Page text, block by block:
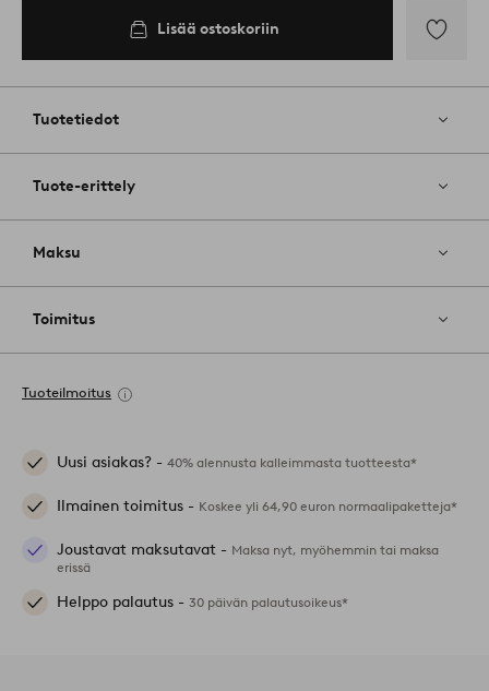
Lisää ostoskoriin
Tuotetiedot
Tuote-erittely
Maksu
Toimitus
Tuoteilmoitus
Uusi asiakas? - 40% alennusta kalleimmasta tuotteesta*
Ilmainen toimitus - Koskee yli 64,90 euron normaalipaketteja*
Joustavat maksutavat - Maksa nyt, myöhemmin tai maksa
erissä
Helppo palautus - 30 päivän palautusoikeus*